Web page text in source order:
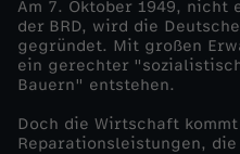
r
u
c
Am 7. Oktober 1949, nicht
der BRD, wird die
gegründet. Mit großen
ein gerechter
Bauern" entstehen.
Doch die Wirtschaft
Reparationsleistungen,